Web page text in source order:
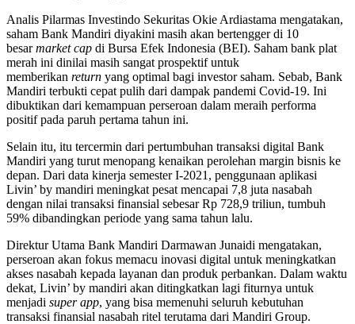
Analis Pilarmas Investindo Sekuritas Okie Ardiastama mengatakan,
saham Bank Mandiri diyakini masih akan bertengger di 10
besarmarket cap di Bursa Efek Indonesia (BEI). Saham bank plat
merah ini dinilai masih sangat prospektif untuk
memberikan return yang optimal bagi investor saham. Sebab, Bank
Mandiri terbukti cepat pulih dari dampak pandemi Covid-19. Ini
dibuktikan dari kemampuan perseroan dalam meraih performa
positif pada paruh pertama tahun ini.
Selain itu, itu tercermin dari pertumbuhan transaksi digital Bank
Mandiri yang turut menopang kenaikan perolehan margin bisnis ke
depan. Dari data kinerja semester I-2021, penggunaan aplikasi
Livin’ by mandiri meningkat pesat mencapai 7,8 juta nasabah
dengan nilai transaksi finansial sebesar Rp 728,9 triliun, tumbuh
59% dibandingkan periode yang sama tahun lalu.
Direktur Utama Bank Mandiri Darmawan Junaidi mengatakan,
perseroan akan fokus memacu inovasi digital untuk meningkatkan
akses nasabah kepada layanan dan produk perbankan. Dalam waktu
dekat, Livin’ by mandiri akan ditingkatkan lagi fiturnya untuk
menjadi super app, yang bisa memenuhi seluruh kebutuhan
transaksi finansial nasabah ritel terutama dari Mandiri Group.